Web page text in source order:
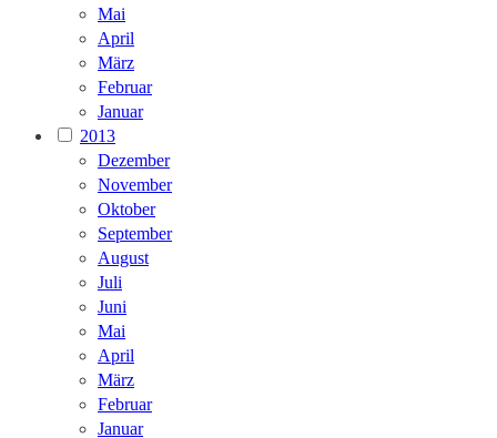
Mai
April
März
Februar
Januar
2013
Dezember
November
Oktober
September
August
Juli
Juni
Mai
April
März
Februar
Januar